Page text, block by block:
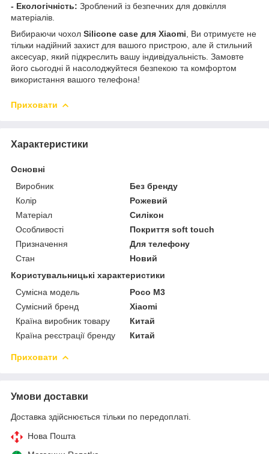
- Екологічність: Зроблений із безпечних для довкілля
матеріалів.
Вибираючи чохол Silicone case для Xiaomi , Ви отримуєте не
тільки надійний захист для вашого пристрою, але й стильний
аксесуар, який підкреслить вашу індивідуальність. Замовте
його сьогодні й насолоджуйтеся безпекою та комфортом
використання вашого телефона!
Приховати
Характеристики
Основні
Виробник
Без бренду
Колір
Рожевий
Матеріал
Силікон
Особливості
Покриття soft touch
Призначення
Для телефону
Стан
Новий
Користувальницькі характеристики
Сумісна модель
Poco M3
Сумісний бренд
Xiaomi
Країна виробник товару
Китай
Країна реєстрації бренду
Китай
Приховати
Умови доставки
Доставка здійснюється тільки по передоплаті.
Нова Пошта